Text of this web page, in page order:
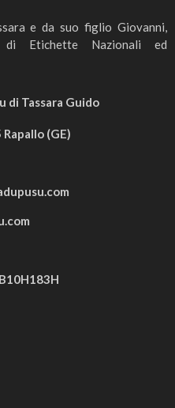
e da suo figlio Giovanni,
Etichette Nazionali ed
di Tassara Guido
(GE)